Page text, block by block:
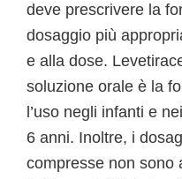
deve prescrivere la
dosaggio più
e alla dose.
soluzione orale è la
l’uso negli infanti e
6 anni. Inoltre, i
compresse non sono